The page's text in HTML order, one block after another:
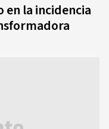
en la incidencia